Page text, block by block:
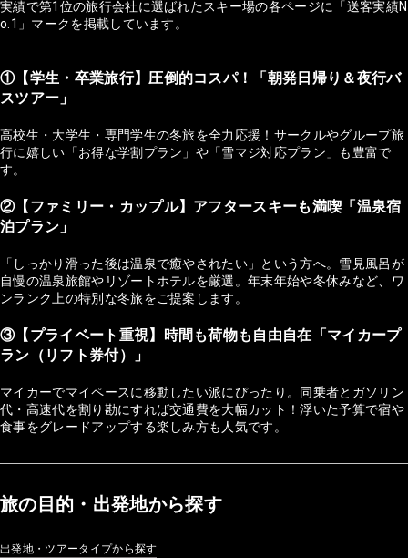
実績で第1位の旅行会社に選ばれたスキー場の各ページに「送客実績N
o.1」マークを掲載しています。
①【学生・卒業旅行】圧倒的コスパ！「朝発日帰り＆夜行バ
スツアー」
高校生・大学生・専門学生の冬旅を全力応援！サークルやグループ旅
行に嬉しい「お得な学割プラン」や「雪マジ対応プラン」も豊富で
す。
②【ファミリー・カップル】アフタースキーも満喫「温泉宿
泊プラン」
「しっかり滑った後は温泉で癒やされたい」という方へ。雪見風呂が
自慢の温泉旅館やリゾートホテルを厳選。年末年始や冬休みなど、ワ
ンランク上の特別な冬旅をご提案します。
③【プライベート重視】時間も荷物も自由自在「マイカープ
ラン（リフト券付）」
マイカーでマイペースに移動したい派にぴったり。同乗者とガソリン
代・高速代を割り勘にすれば交通費を大幅カット！浮いた予算で宿や
食事をグレードアップする楽しみ方も人気です。
旅の目的・出発地から探す
出発地・ツアータイプから探す